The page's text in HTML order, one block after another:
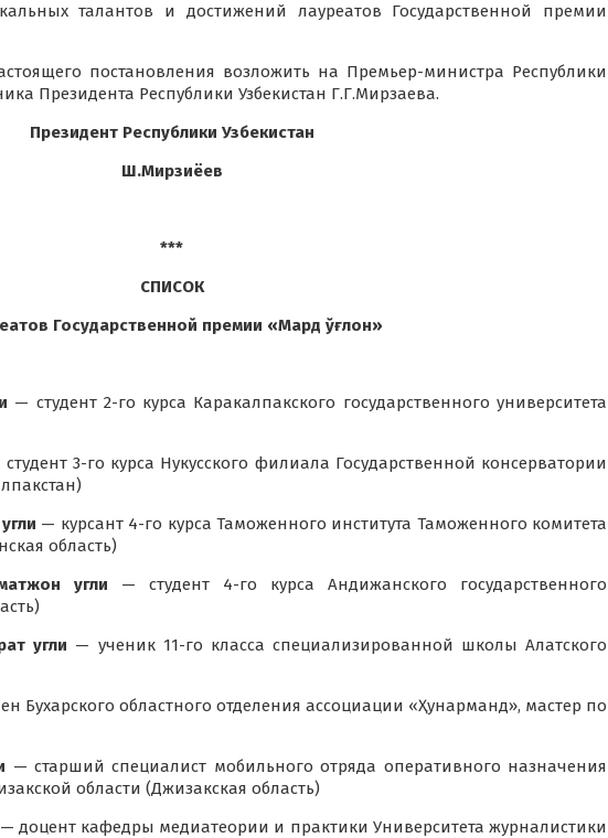
талантов и достижений лауреатов Государственной премии
постановления возложить на Премьер-министра Республики
Президента Республики Узбекистан Г.Г.Мирзаева.
Президент Республики Узбекистан
Ш.Мирзиёев
***
СПИСОК
Государственной премии «Мард ўғлон»
— студент 2-го курса Каракалпакского государственного университета
3-го курса Нукусского филиала Государственной консерватории
— курсант 4-го курса Таможенного института Таможенного комитета
область)
угли — студент 4-го курса Андижанского государственного
угли — ученик 11-го класса специализированной школы Алатского
Бухарского областного отделения ассоциации «Ҳунарманд», мастер по
— старший специалист мобильного отряда оперативного назначения
области (Джизакская область)
— доцент кафедры медиатеории и практики Университета журналистики